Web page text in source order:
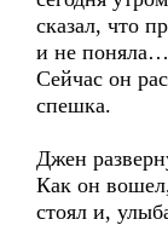
сказал, что
и не
Сейчас он
спешка.
Джен
Как он
стоял и,